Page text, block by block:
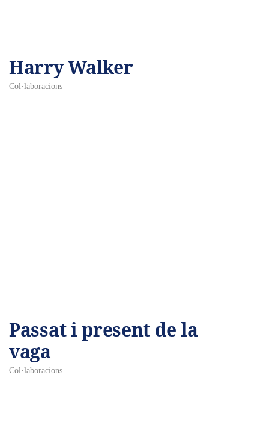
Harry Walker
Col·laboracions
Passat i present de la
vaga
Col·laboracions